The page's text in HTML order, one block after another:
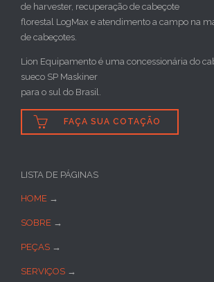
de harvester, recuperação de cabeçote
florestal LogMax e atendimento a campo na
de cabeçotes.
Lion Equipamento é uma concessionária do
sueco SP Maskiner
para o sul do Brasil.
 FAÇA SUA COTAÇÃO
LISTA DE PÁGINAS
HOME →
SOBRE →
PEÇAS →
SERVIÇOS →